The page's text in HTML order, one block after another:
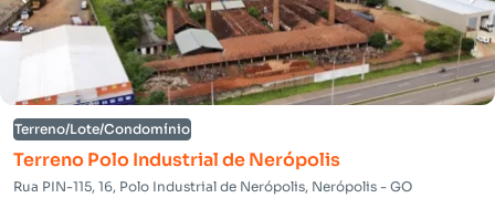
Terreno/Lote/Condomínio
Terreno Polo Industrial de Nerópolis
Rua PIN-115, 16, Polo Industrial de Nerópolis, Nerópolis - GO